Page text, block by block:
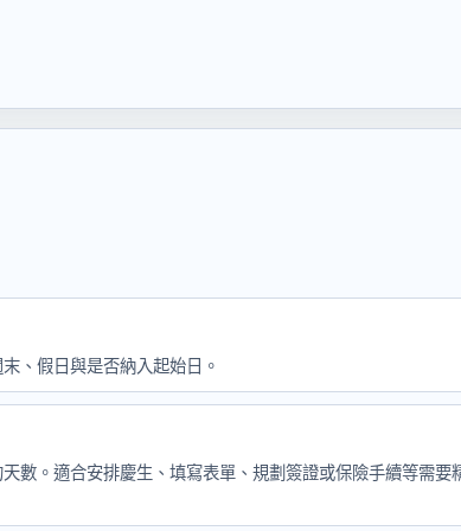
、假日與是否納入起始日。
。適合安排慶生、填寫表單、規劃簽證或保險手續等需